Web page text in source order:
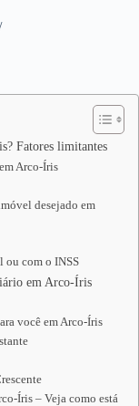
Fatores limitantes
Arco-Íris
desejado em
ou com o INSS
em Arco-Íris
você em Arco-Íris
Íris – Veja como está